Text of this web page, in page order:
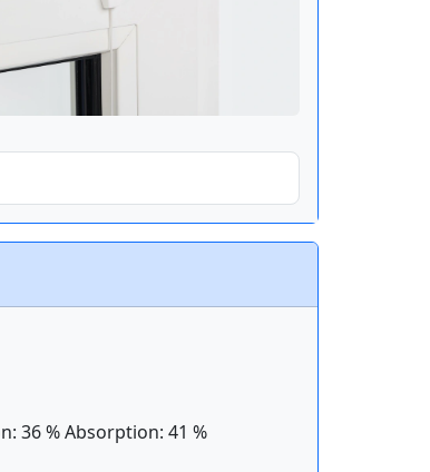
36 % Absorption: 41 %